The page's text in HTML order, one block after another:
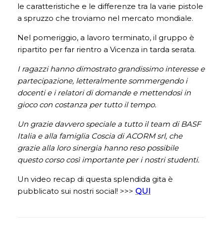
le caratteristiche e le differenze tra la varie pistole
a spruzzo che troviamo nel mercato mondiale.
Nel pomeriggio, a lavoro terminato, il gruppo è
ripartito per far rientro a Vicenza in tarda serata.
I ragazzi hanno dimostrato grandissimo interesse e
partecipazione, letteralmente sommergendo i
docenti e i relatori di domande e mettendosi in
gioco con costanza per tutto il tempo.
Un grazie davvero speciale a tutto il team di BASF
Italia e alla famiglia Coscia di ACORM srl, che
grazie alla loro sinergia hanno reso possibile
questo corso così importante per i nostri studenti.
Un video recap di questa splendida gita è
pubblicato sui nostri social! >>> QUI